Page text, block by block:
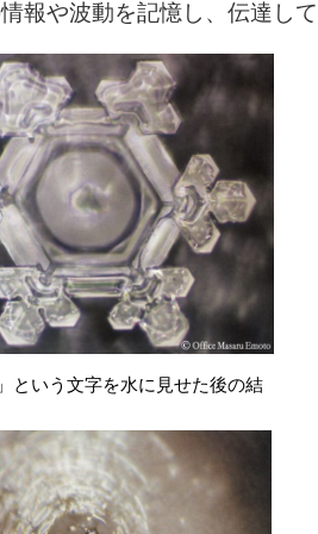
報や波動を記憶し、伝達し
という文字を水に見せた後の結